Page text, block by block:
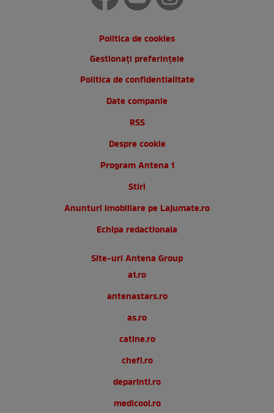
Politica de cookies
Gestionați preferințele
Politica de confidentialitate
Date companie
RSS
Despre cookie
Program Antena 1
Stiri
Anunturi imobiliare pe Lajumate.ro
Echipa redactionala
Site-uri Antena Group
a1.ro
antenastars.ro
as.ro
catine.ro
chefi.ro
deparinti.ro
medicool.ro